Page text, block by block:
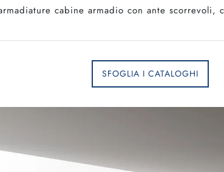
cabine armadio con ante
SFOGLIA I CATALOGHI